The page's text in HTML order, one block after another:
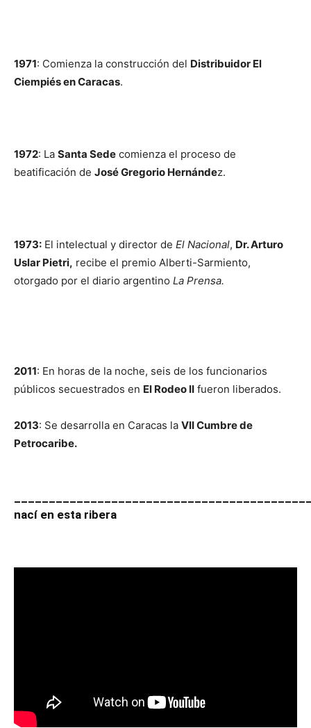
1971: Comienza la construcción del Distribuidor El
Ciempiés en Caracas.
1972: La Santa Sede comienza el proceso de
beatificación de José Gregorio Hernández.
1973: El intelectual y director de El Nacional, Dr. Arturo
Uslar Pietri, recibe el premio Alberti-Sarmiento,
otorgado por el diario argentino La Prensa.
2011: En horas de la noche, seis de los funcionarios
públicos secuestrados en El Rodeo II fueron liberados.
2013: Se desarrolla en Caracas la VII Cumbre de
Petrocaribe.
nací en esta ribera